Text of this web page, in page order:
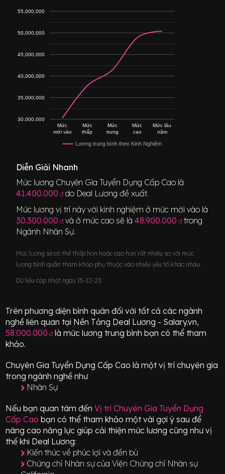
Lương trung bình theo Kinh Nghiệm
Mức
mới vào
Mức
thấp
Mức
trung
Mức
cao
Mức lâu
năm
30,000,000
35,000,000
40,000,000
45,000,000
50,000,000
55,000,000
Diễn Giải Nhanh
Mức lương Chuyên Gia Tuyển Dụng Cấp Cao là
41.400.000 đdo Deal Lương đề xuất.
Mức lương vị trí này với kinh nghiệm ở mức mới vào là
30.300.000 đ và ở mức cao sẽ là48.900.000 đ trong
Ngành Nhân Sự.
Mức lương sẽ có thể thấp hơn hoặc cao hơn rất nhiều so với mức
lương bình quân tham khảo phụ thuộc vào nhiều yếu tố khác nhau.
Dữ liệu cập nhật ngày 15-12-23.
Trên phương diện bình quân đối với tất cả các ngành
nghề liên quan tại Nền Tảng Deal Lương - Salary.vn,
58.000.000 đlà mức lương trung bình bạn có thể tham
khảo.
Chuyên Gia Tuyển Dụng Cấp Cao là một vị tríchuyên gia
trong ngành nghề như
Nhân Sự
Nếu bạn quan tâm đến Vị tríChuyên Gia Tuyển Dụng
Cấp Cao bạn có thể tham khảo một vài gợi ý sau để
nâng cao năng lực giúp cải thiện mức lương cũng như vị
thế khi Deal Lương:
Kiến thức về phúc lợi và đền bù
Chứng chỉ Nhân sự của Viện Chứng chỉ Nhân sự